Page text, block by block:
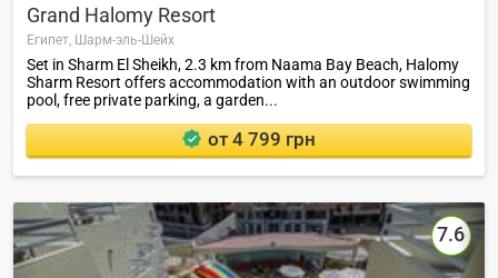
Grand Halomy Resort
Египет, Шарм-эль-Шейх
Set in Sharm El Sheikh, 2.3 km from Naama Bay Beach, Halomy
Sharm Resort offers accommodation with an outdoor swimming
pool, free private parking, a garden...
от 4 799 грн
7.6